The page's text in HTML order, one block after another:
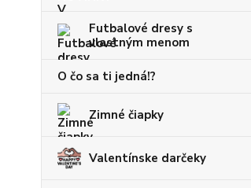
Futbalové dresy s
vlastným menom
O čo sa ti jedná!?
Zimné čiapky
Valentínske darčeky